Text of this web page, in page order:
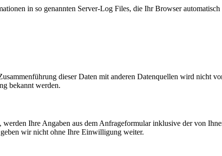
in so genannten Server-Log Files, die Ihr Browser
dieser Daten mit anderen Datenquellen wird nicht
bekannt werden.
Ihre Angaben aus dem Anfrageformular inklusive der von
wir nicht ohne Ihre Einwilligung weiter.